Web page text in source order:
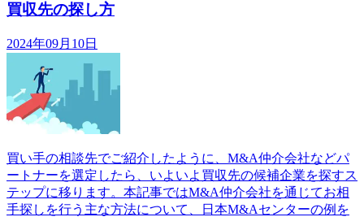
買収先の探し方
2024年09月10日
買い手の相談先でご紹介したように、M&A仲介会社などパ
ートナーを選定したら、いよいよ買収先の候補企業を探すス
テップに移ります。本記事ではM&A仲介会社を通じてお相
手探しを行う主な方法について、日本M&Aセンターの例を